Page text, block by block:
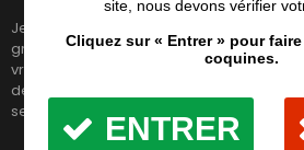
Jeune femme arabe recherche mec au
grimper aux rideaux, fini les plans
vraiment, salement et fermement ! Tu es
de sexe ? viens rencontrer la beurette
seras pas déçu ! Envoyer un message